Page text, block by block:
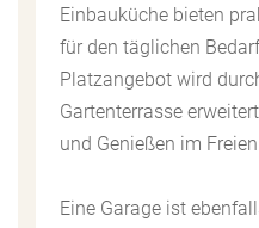
Einbauküche bieten
für den täglichen
Platzangebot wird
Gartenterrasse
und Genießen im
Eine Garage ist